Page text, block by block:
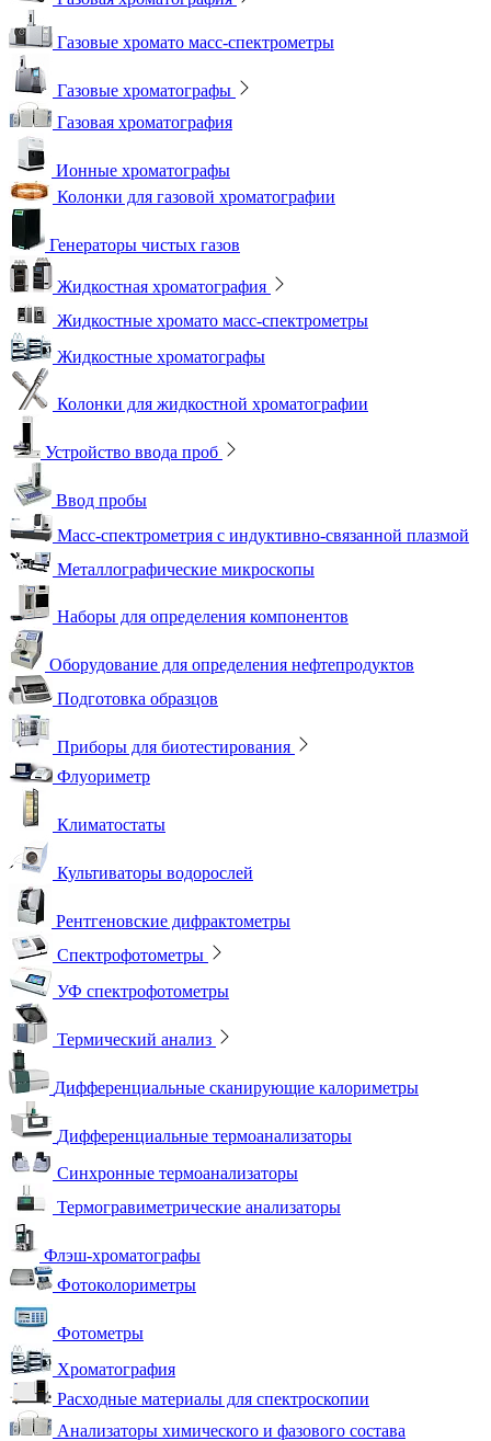
Газовые хромато масс-спектрометры
Газовые хроматографы
Газовая хроматография
Ионные хроматографы
Колонки для газовой хроматографии
Генераторы чистых газов
Жидкостная хроматография
Жидкостные хромато масс-спектрометры
Жидкостные хроматографы
Колонки для жидкостной хроматографии
Устройство ввода проб
Ввод пробы
Масс-спектрометрия с индуктивно-связанной плазмой
Металлографические микроскопы
Наборы для определения компонентов
Оборудование для определения нефтепродуктов
Подготовка образцов
Приборы для биотестирования
Флуориметр
Климатостаты
Культиваторы водорослей
Рентгеновские дифрактометры
Спектрофотометры
УФ спектрофотометры
Термический анализ
Дифференциальные сканирующие калориметры
Дифференциальные термоанализаторы
Синхронные термоанализаторы
Термогравиметрические анализаторы
Флэш-хроматографы
Фотоколориметры
Фотометры
Хроматография
Расходные материалы для спектроскопии
Анализаторы химического и фазового состава